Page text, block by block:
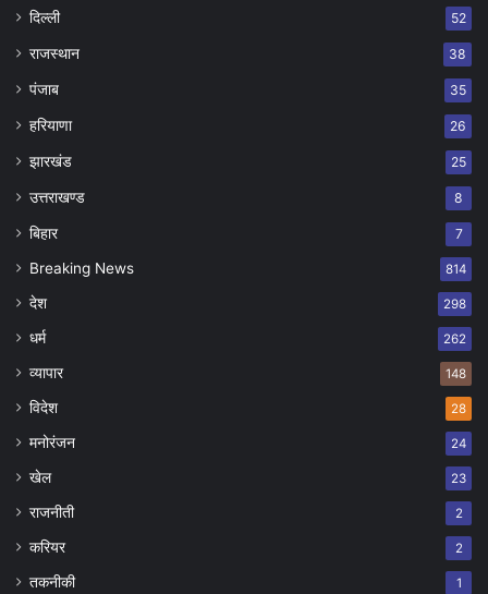
दिल्ली 52
राजस्थान 38
पंजाब 35
हरियाणा 26
झारखंड 25
उत्तराखण्ड 8
बिहार 7
Breaking News 814
देश 298
धर्म 262
व्यापार 148
विदेश 28
मनोरंजन 24
खेल 23
राजनीती 2
करियर 2
तकनीकी 1